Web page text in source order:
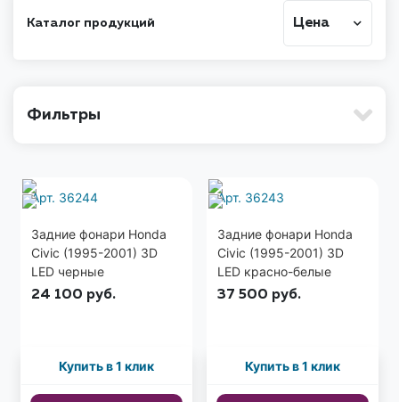
Каталог продукций Цена
Фильтры
Арт. 36244
Задние фонари Honda
Civic (1995-2001) 3D
LED черные
24 100 руб.
Купить в 1 клик
Арт. 36243
Задние фонари Honda
Civic (1995-2001) 3D
LED красно-белые
37 500 руб.
Купить в 1 клик